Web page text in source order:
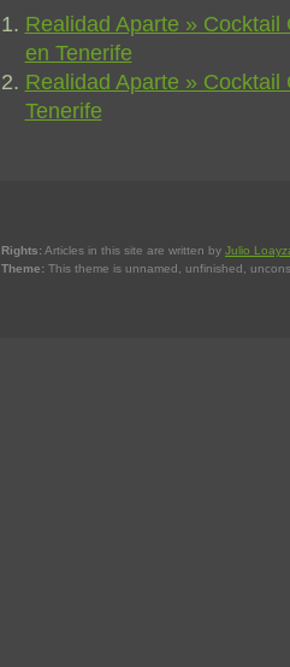
Realidad Aparte »
en Tenerife
Realidad Aparte »
Tenerife
Rights:Articles in this site are written by Julio
Theme: This theme is unnamed, unfinished,